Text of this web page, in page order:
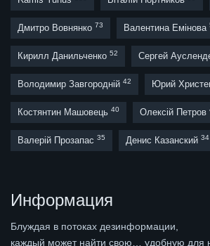
Дмитро Вовнянко 73 Валентина Емінова
Кирилл Данильченко 52 Сергей
Володимир Завгородній 42 Юрий
Костянтин Машовець 40 Олексій Петров
Валерій Прозапас 35 Денис Казанский 34
Информация
Блуждая в потоках дезинформации,
каждый может найти свою… удобную для